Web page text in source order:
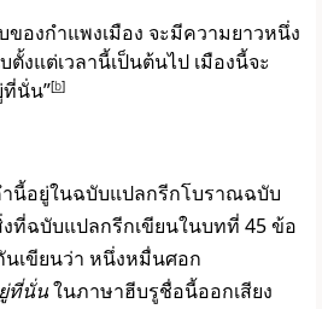
ของกำแพงเมือง จะมีความยาวหนึ่ง
งแต่เวลานี้เป็นต้นไป เมืองนี้จะ
ที่นั่น”[b]
นี้อยู่ในฉบับแปลกรีกโบราณฉบับ
ที่ฉบับแปลกรีกเขียนในบทที่ 45 ข้อ
เขียนว่า หนึ่งหมื่นศอก
ที่นั่นในภาษาฮีบรูชื่อนี้ออกเสียง